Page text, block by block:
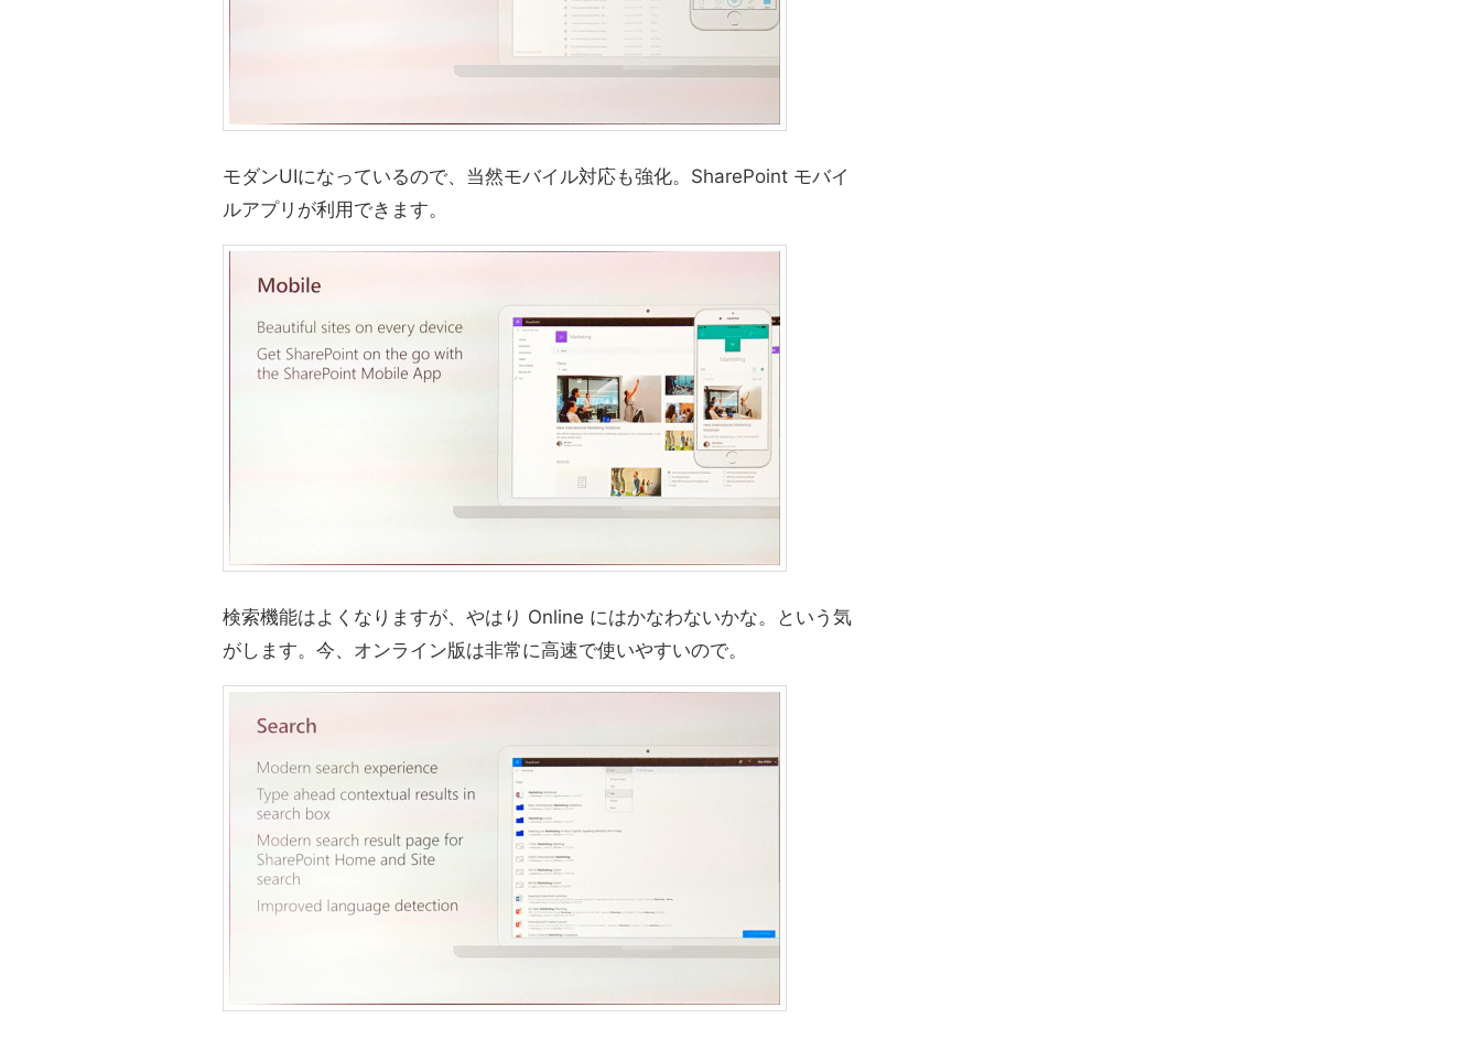
モダンUIになっているので、当然モバイル対応も強化。SharePoint モバイ
ルアプリが利用できます。
検索機能はよくなりますが、やはり Online にはかなわないかな。という気
がします。今、オンライン版は非常に高速で使いやすいので。